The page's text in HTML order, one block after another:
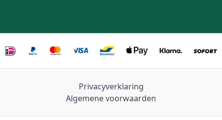
Privacyverklaring
Algemene voorwaarden